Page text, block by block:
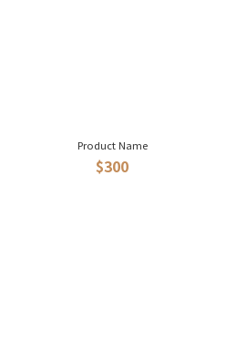
Product Name
$300